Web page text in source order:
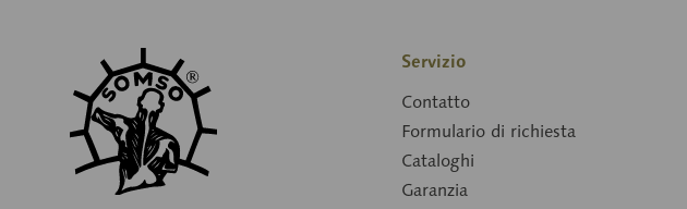
Servizio
Contatto
Formulario di richiesta
Cataloghi
Garanzia